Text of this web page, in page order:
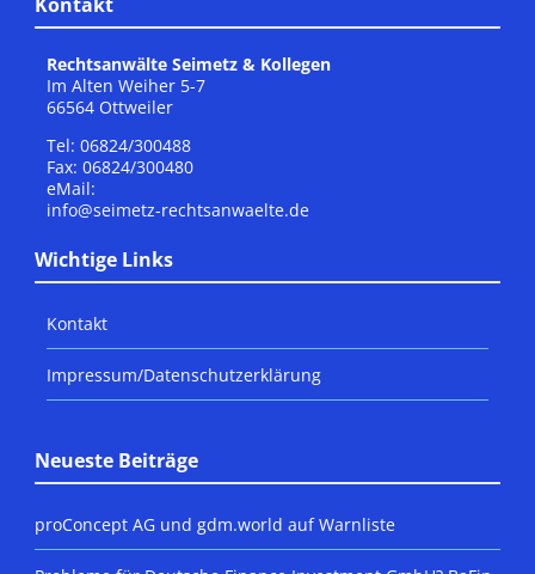
Rechtsanwälte Seimetz & Kollegen
Im Alten Weiher 5-7
66564 Ottweiler
Tel: 06824/300488
Fax: 06824/300480
eMail:
info@seimetz-rechtsanwaelte.de
Wichtige Links
Kontakt
Impressum/Datenschutzerklärung
Neueste Beiträge
proConcept AG und gdm.world auf Warnliste